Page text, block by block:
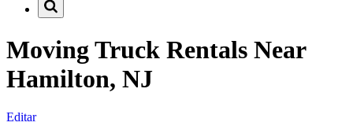
Moving Truck Rentals Near
Hamilton, NJ
Editar